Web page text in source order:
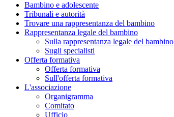
Bambino e adolescente
Tribunali e autorità
Trovare una rappresentanza del bambino
Rappresentanza legale del bambino
Sulla rappresentanza legale del bambino
Sugli specialisti
Offerta formativa
Offerta formativa
Sull'offerta formativa
L'associazione
Organigramma
Comitato
Ufficio